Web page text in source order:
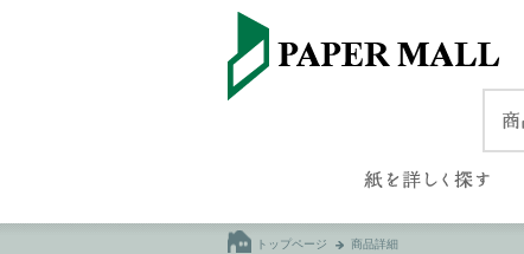
トップページ 商品詳細